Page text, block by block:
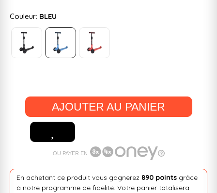
Couleur: BLEU
AJOUTER AU PANIER
OU PAYER EN
En achetant ce produit vous gagnerez 890 pointsgrâce
à notre programme de fidélité. Votre panier totalisera